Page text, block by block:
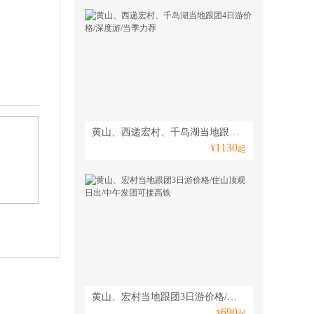
黄山、西递宏村、千岛湖当地跟团4日游价格/深度游/当季力荐
¥1130起
黄山、宏村当地跟团3日游价格/住山顶观日出/中午发团可接高铁